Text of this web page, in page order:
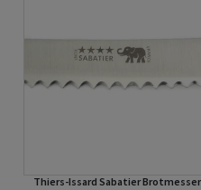
Thiers-Issard Sabatier